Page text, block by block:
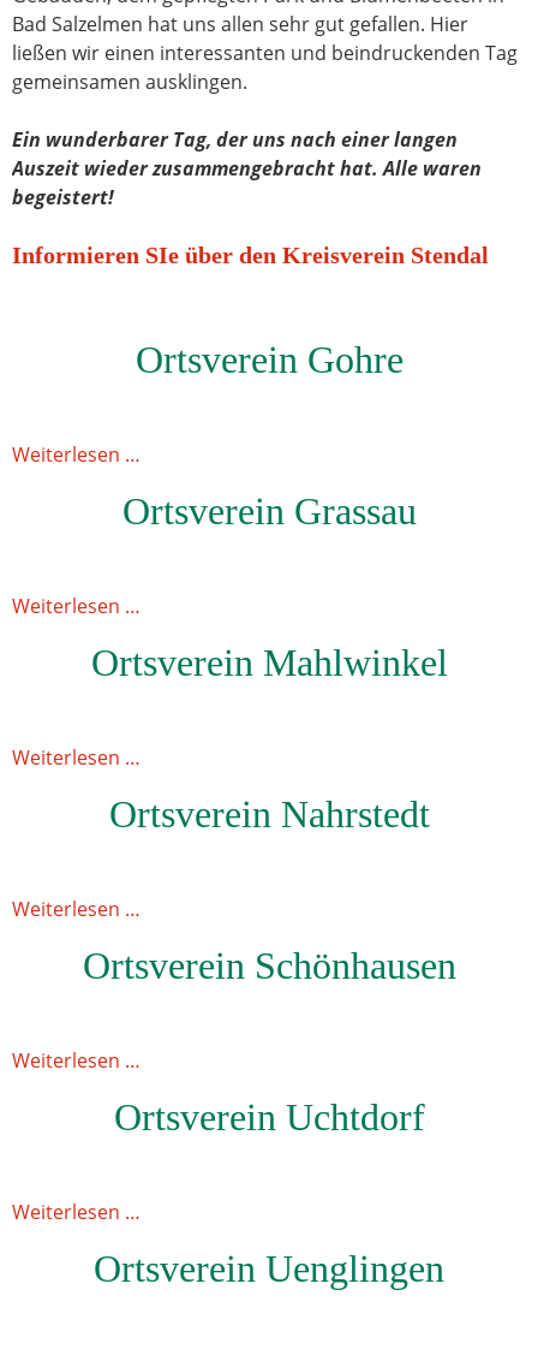
Bad Salzelmen hat uns allen sehr gut gefallen. Hier
ließen wir einen interessanten und beindruckenden Tag
gemeinsamen ausklingen.
Ein wunderbarer Tag, der uns nach einer langen
Auszeit wieder zusammengebracht hat. Alle waren
begeistert!
Informieren SIe über den Kreisverein Stendal
Ortsverein Gohre
Weiterlesen …
Ortsverein Grassau
Weiterlesen …
Ortsverein Mahlwinkel
Weiterlesen …
Ortsverein Nahrstedt
Weiterlesen …
Ortsverein Schönhausen
Weiterlesen …
Ortsverein Uchtdorf
Weiterlesen …
Ortsverein Uenglingen